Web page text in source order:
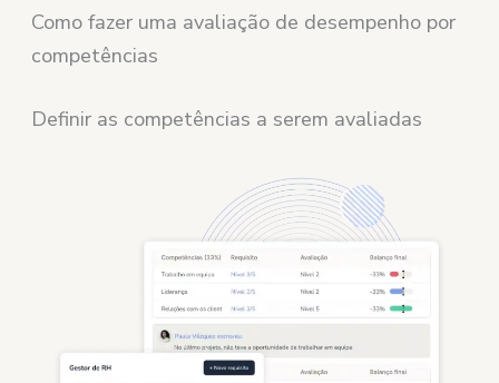
Como fazer uma avaliação de desempenho por
competências
Definir as competências a serem avaliadas